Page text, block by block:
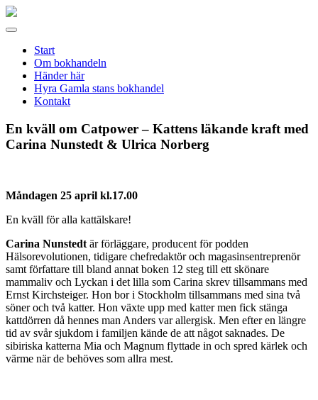
Gamla
Meny
Start
Om bokhandeln
Händer här
Hyra Gamla stans bokhandel
Kontakt
En kväll om Catpower – Kattens läkande kraft med
Carina Nunstedt & Ulrica Norberg
Måndagen 25 april kl.17.00
En kväll för alla kattälskare!
Carina Nunstedtär förläggare, producent för podden
Hälsorevolutionen, tidigare chefredaktör och magasinsentreprenör
samt författare till bland annat boken 12 steg till ett skönare
mammaliv och Lyckan i det lilla som Carina skrev tillsammans med
Ernst Kirchsteiger. Hon bor i Stockholm tillsammans med sina två
söner och två katter. Hon växte upp med katter men fick stänga
kattdörren då hennes man Anders var allergisk. Men efter en längre
tid av svår sjukdom i familjen kände de att något saknades. De
sibiriska katterna Mia och Magnum flyttade in och spred kärlek och
värme när de behöves som allra mest.